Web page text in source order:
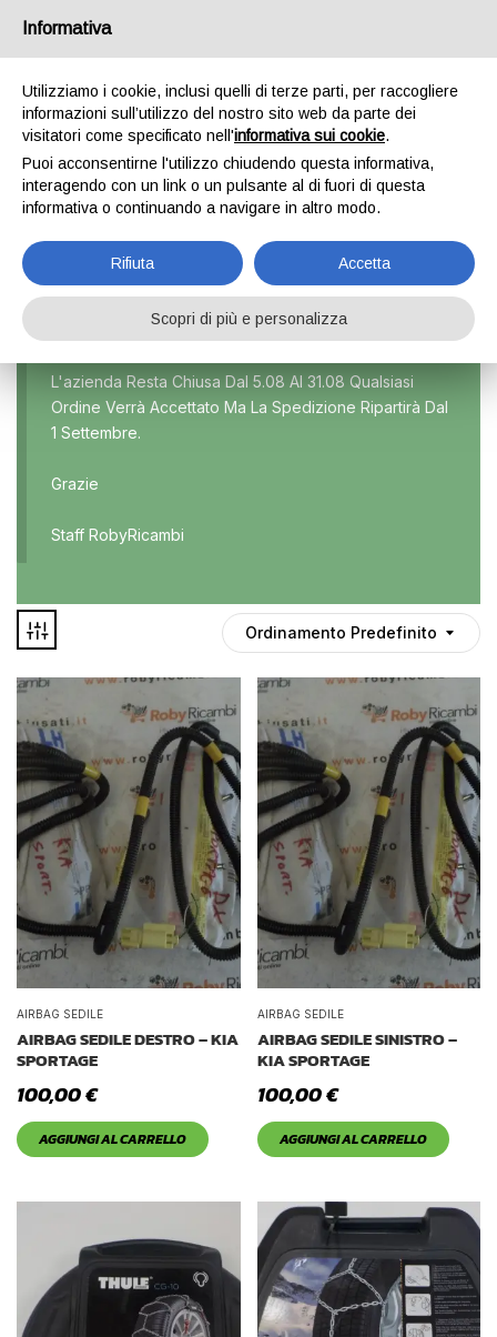
SPORTAGE 2 SERIE
Home Prodotto Modello Sportage 2 serie
Marca
Modello
Auto usate
Culla
Interni
Noleggio
Parti meccaniche
Ponte
Spray
Deghiacciante
Disponibile
In offerta
L'azienda Resta Chiusa Dal 5.08 Al 31.08 Qualsiasi
Ordine Verrà Accettato Ma La Spedizione Ripartirà Dal
1 Settembre.
Grazie
Staff RobyRicambi
Ordinamento Predefinito
AIRBAG SEDILE
AIRBAG SEDILE DESTRO – KIA
SPORTAGE
100,00€
AGGIUNGI AL CARRELLO
AIRBAG SEDILE
AIRBAG SEDILE SINISTRO –
KIA SPORTAGE
100,00€
AGGIUNGI AL CARRELLO
Informativa
Utilizziamo i cookie, inclusi quelli di terze parti, per raccogliere
informazioni sull’utilizzo del nostro sito web da parte dei
visitatori come specificato nell'informativa sui cookie.
Puoi acconsentirne l'utilizzo chiudendo questa informativa,
interagendo con un link o un pulsante al di fuori di questa
informativa o continuando a navigare in altro modo.
Rifiuta Accetta
Scopri di più e personalizza